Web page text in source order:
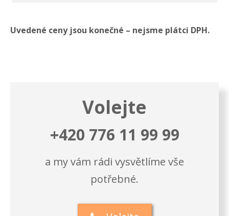
Uvedené ceny jsou konečné – nejsme plátci DPH.
Volejte
+420 776 11 99 99
a my vám rádi vysvětlíme vše
potřebné.